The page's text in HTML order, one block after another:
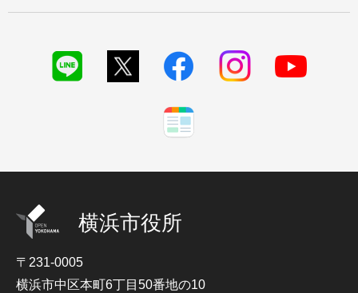
横浜市役所
〒231-0005
横浜市中区本町6丁目50番地の10